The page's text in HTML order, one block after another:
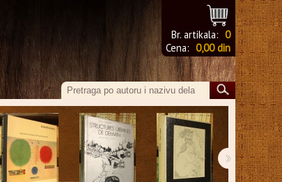
Br. artikala: 0
Cena: 0,00 din
›